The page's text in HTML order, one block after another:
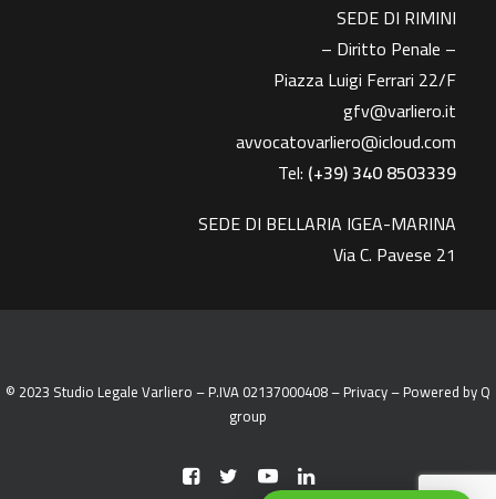
SEDE DI RIMINI
– Diritto Penale –
Piazza Luigi Ferrari 22/F
gfv@varliero.it
avvocatovarliero@icloud.com
Tel: (+39) 340 8503339
SEDE DI BELLARIA IGEA-MARINA
Via C. Pavese 21
© 2023 Studio Legale Varliero – P.IVA 02137000408 –Privacy– Powered byQ
group